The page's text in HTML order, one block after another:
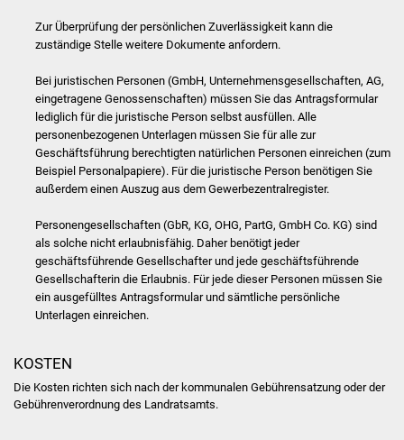
Abfall und Entsorgung
Veranstaltungen
Stadtfest
Ostermarkt
Einrichtungen
Hallenbad
Zehntscheuer
Zur Überprüfung der persönlichen Zuverlässigkeit kann die
zuständige Stelle weitere Dokumente anfordern.
Bei juristischen Personen (GmbH, Unternehmensgesellschaften, AG,
eingetragene Genossenschaften) müssen Sie das Antragsformular
lediglich für die juristische Person selbst ausfüllen. Alle
personenbezogenen Unterlagen müssen Sie für alle zur
Geschäftsführung berechtigten natürlichen Personen einreichen (zum
Beispiel Personalpapiere). Für die juristische Person benötigen Sie
außerdem einen Auszug aus dem Gewerbezentralregister.
Personengesellschaften (GbR, KG, OHG, PartG, GmbH Co. KG) sind
als solche nicht erlaubnisfähig. Daher benötigt jeder
geschäftsführende Gesellschafter und jede geschäftsführende
Gesellschafterin die Erlaubnis. Für jede dieser Personen müssen Sie
ein ausgefülltes Antragsformular und sämtliche persönliche
Unterlagen einreichen.
KOSTEN
Die Kosten richten sich nach der kommunalen Gebührensatzung oder der
Gebührenverordnung des Landratsamts.